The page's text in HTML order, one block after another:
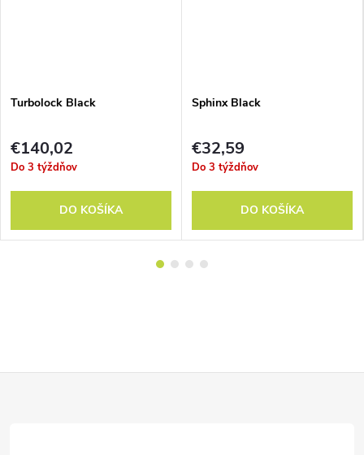
Turbolock Black
€140,02
Do 3 týždňov
DO KOŠÍKA
Sphinx Black
€32,59
Do 3 týždňov
DO KOŠÍKA